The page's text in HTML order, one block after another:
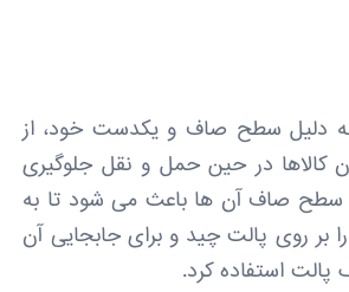
دلیل سطح صاف و یکدست خود، از
کالاها در حین حمل و نقل جلوگیری
سطح صاف آن ها باعث می شود تا به
را بر روی پالت چید و برای جابجایی آن
پالت استفاده کرد.